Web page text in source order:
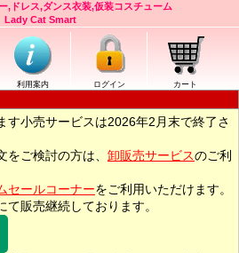
,ドレス,ダンス衣装,仮装コスチューム
Lady Cat Smart
利用案内 ログイン カート
す小売サービスは2026年2月末で終了さ
ご検討の方は、 卸販売サービスのご利
セールコーナーをご利用いただけます。
販売継続しております。